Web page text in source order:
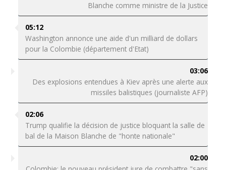
Blanche comme ministre de la Justice
05:12
Washington annonce une aide d'un milliard de dollars
pour la Colombie (département d'Etat)
03:06
Des explosions entendues à Kiev après une alerte aux
missiles balistiques (journaliste AFP)
02:06
Trump qualifie la décision de justice bloquant la salle de
bal de la Maison Blanche de "honte nationale"
02:00